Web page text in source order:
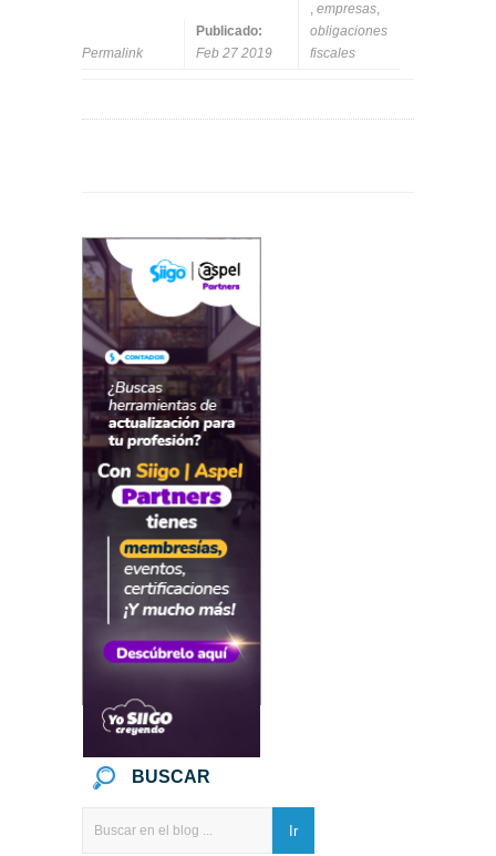
Permalink
Publicado:
Feb 27 2019
, empresas,
obligaciones
fiscales
BUSCAR